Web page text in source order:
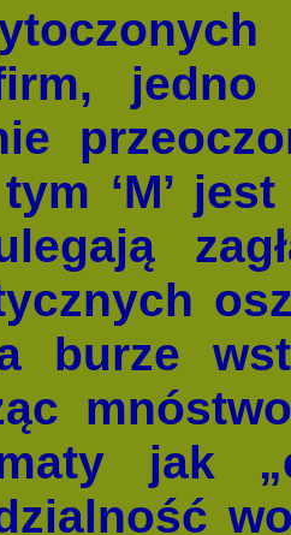
jedno
‘M’
burze
jak